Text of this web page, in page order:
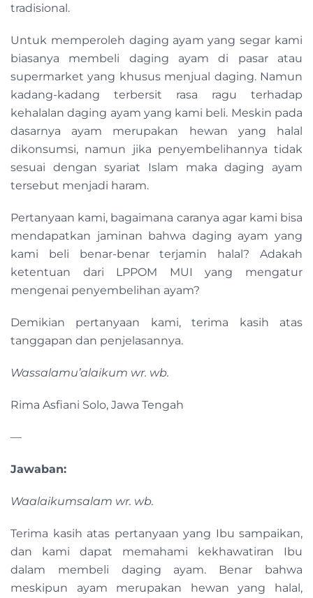
tradisional.
Untuk memperoleh daging ayam yang segar kami
biasanya membeli daging ayam di pasar atau
supermarket yang khusus menjual daging. Namun
kadang-kadang terbersit rasa ragu terhadap
kehalalan daging ayam yang kami beli. Meskin pada
dasarnya ayam merupakan hewan yang halal
dikonsumsi, namun jika penyembelihannya tidak
sesuai dengan syariat Islam maka daging ayam
tersebut menjadi haram.
Pertanyaan kami, bagaimana caranya agar kami bisa
mendapatkan jaminan bahwa daging ayam yang
kami beli benar-benar terjamin halal? Adakah
ketentuan dari LPPOM MUI yang mengatur
mengenai penyembelihan ayam?
Demikian pertanyaan kami, terima kasih atas
tanggapan dan penjelasannya.
Wassalamu’alaikum wr. wb.
Rima Asfiani Solo, Jawa Tengah
—
Jawaban:
Waalaikumsalam wr. wb.
Terima kasih atas pertanyaan yang Ibu sampaikan,
dan kami dapat memahami kekhawatiran Ibu
dalam membeli daging ayam. Benar bahwa
meskipun ayam merupakan hewan yang halal,